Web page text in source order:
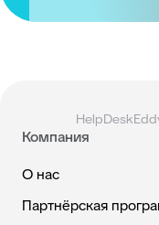
Компания
О нас
Партнёрская